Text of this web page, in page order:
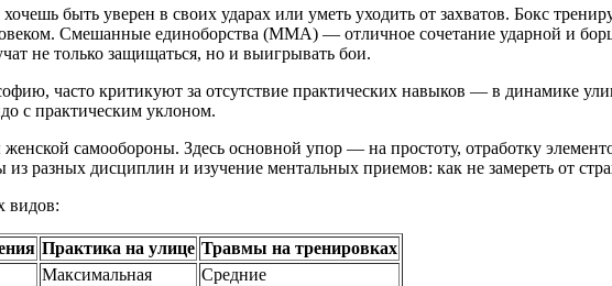
быть уверен в своих ударах или уметь уходить от захватов. Бокс
Смешанные единоборства (ММА) — отличное сочетание ударной и
не только защищаться, но и выигрывать бои.
часто критикуют за отсутствие практических навыков — в динамике
с практическим уклоном.
самообороны. Здесь основной упор — на простоту, отработку
разных дисциплин и изучение ментальных приемов: как не замереть от
видов:
Практика на улице Травмы на тренировках
Максимальная
Средние